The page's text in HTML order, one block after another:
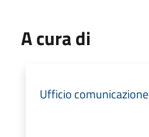
A cura di
Ufficio comunicazione